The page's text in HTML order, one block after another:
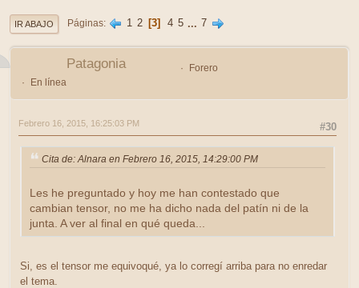
IR ABAJO Páginas 1 2 3 4 5 ... 7
Patagonia
Forero
En línea
#30
Febrero 16, 2015, 16:25:03 PM
Cita de: Alnara en Febrero 16, 2015, 14:29:00 PM
Les he preguntado y hoy me han contestado que
cambian tensor, no me ha dicho nada del patín ni de la
junta. A ver al final en qué queda...
Si, es el tensor me equivoqué, ya lo corregí arriba para no enredar
el tema.